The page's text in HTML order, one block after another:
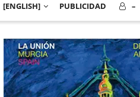
[ENGLISH] PUBLICIDAD –